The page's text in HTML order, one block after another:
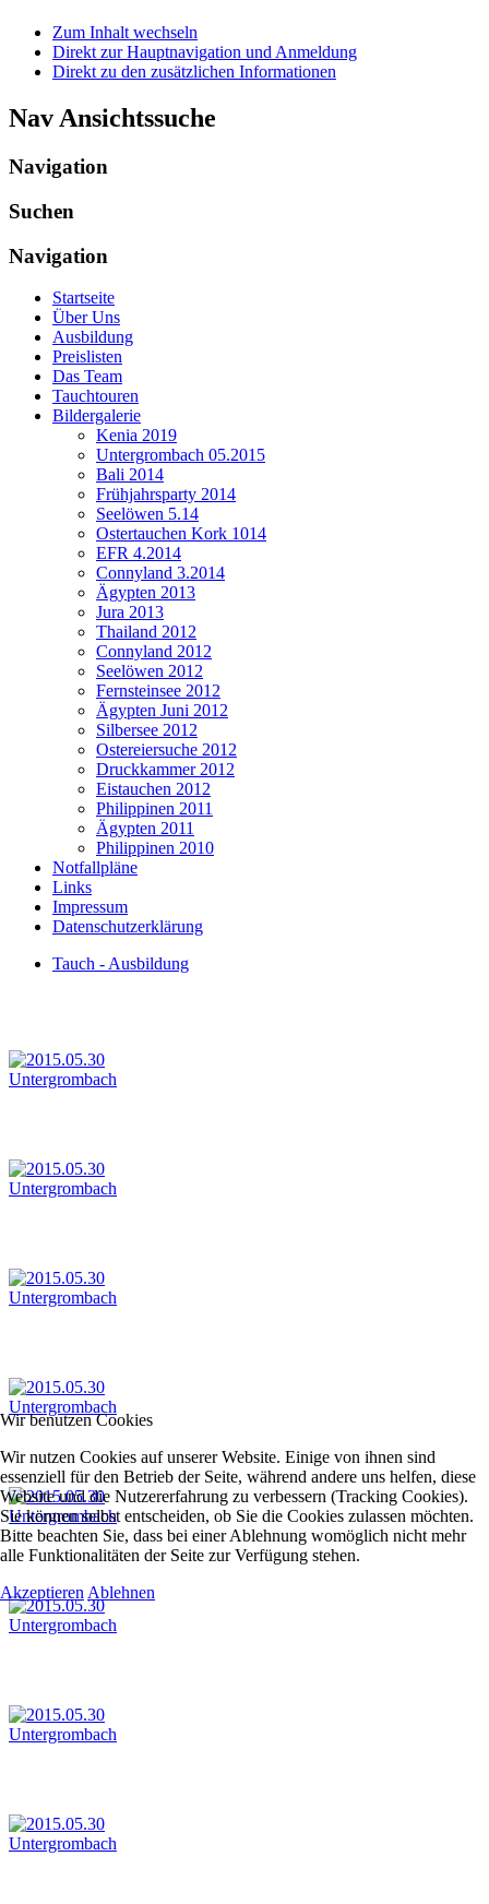
Zum Inhalt wechseln
Direkt zur Hauptnavigation und Anmeldung
Direkt zu den zusätzlichen Informationen
Nav Ansichtssuche
Navigation
Suchen
Navigation
Startseite
Über Uns
Ausbildung
Preislisten
Das Team
Tauchtouren
Bildergalerie
Kenia 2019
Untergrombach 05.2015
Bali 2014
Frühjahrsparty 2014
Seelöwen 5.14
Ostertauchen Kork 1014
EFR 4.2014
Connyland 3.2014
Ägypten 2013
Jura 2013
Thailand 2012
Connyland 2012
Seelöwen 2012
Fernsteinsee 2012
Ägypten Juni 2012
Silbersee 2012
Ostereiersuche 2012
Druckkammer 2012
Eistauchen 2012
Philippinen 2011
Ägypten 2011
Philippinen 2010
Notfallpläne
Links
Impressum
Datenschutzerklärung
Tauch - Ausbildung
Wir benutzen Cookies
Wir nutzen Cookies auf unserer Website. Einige von ihnen sind
essenziell für den Betrieb der Seite, während andere uns helfen, diese
Website und die Nutzererfahrung zu verbessern (Tracking Cookies).
Sie können selbst entscheiden, ob Sie die Cookies zulassen möchten.
Bitte beachten Sie, dass bei einer Ablehnung womöglich nicht mehr
alle Funktionalitäten der Seite zur Verfügung stehen.
Akzeptieren Ablehnen